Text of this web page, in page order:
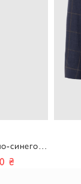
синего
₴